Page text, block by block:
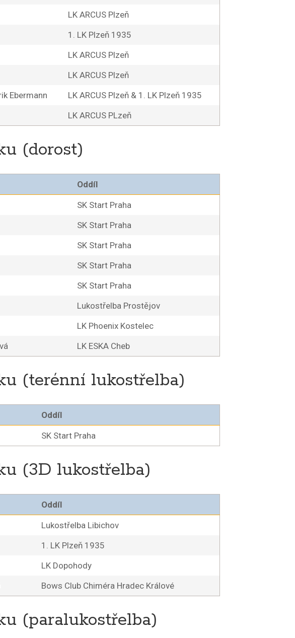
LK ARCUS Plzeň
1. LK Plzeň 1935
LK ARCUS Plzeň
LK ARCUS Plzeň
Ebermann
LK ARCUS Plzeň & 1. LK Plzeň 1935
LK ARCUS PLzeň
(dorost)
Oddíl
SK Start Praha
SK Start Praha
SK Start Praha
SK Start Praha
SK Start Praha
Lukostřelba Prostějov
LK Phoenix Kostelec
LK ESKA Cheb
(terénní lukostřelba)
Oddíl
SK Start Praha
(3D lukostřelba)
Oddíl
Lukostřelba Libichov
1. LK Plzeň 1935
LK Dopohody
Bows Club Chiméra Hradec Králové
(paralukostřelba)